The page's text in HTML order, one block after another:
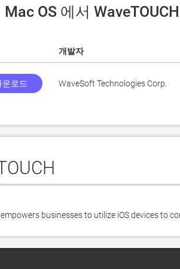
Mac OS 에서
개발자
운로드 WaveSoft Technologies Corp.
businesses to utilize iOS devices to